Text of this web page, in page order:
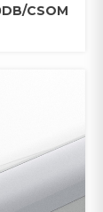
CSOM